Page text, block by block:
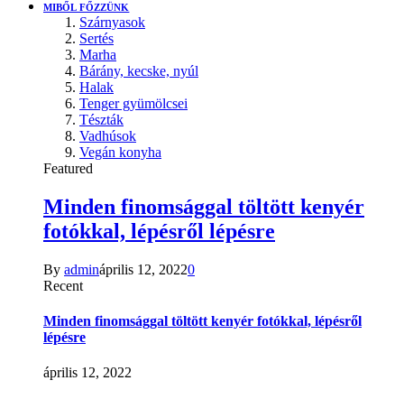
MIBŐL FŐZZÜNK
Szárnyasok
Sertés
Marha
Bárány, kecske, nyúl
Halak
Tenger gyümölcsei
Tészták
Vadhúsok
Vegán konyha
Featured
Minden finomsággal töltött kenyér
fotókkal, lépésről lépésre
By admináprilis 12, 20220
Recent
Minden finomsággal töltött kenyér fotókkal, lépésről
lépésre
április 12, 2022